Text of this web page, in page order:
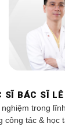
SĨ BÁC SĨ
trong
công tác & học